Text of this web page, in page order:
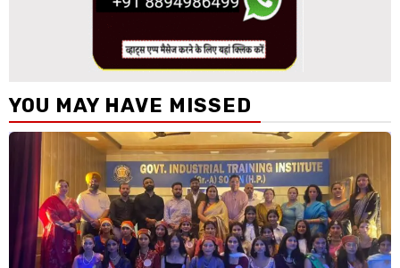
YOU MAY HAVE MISSED